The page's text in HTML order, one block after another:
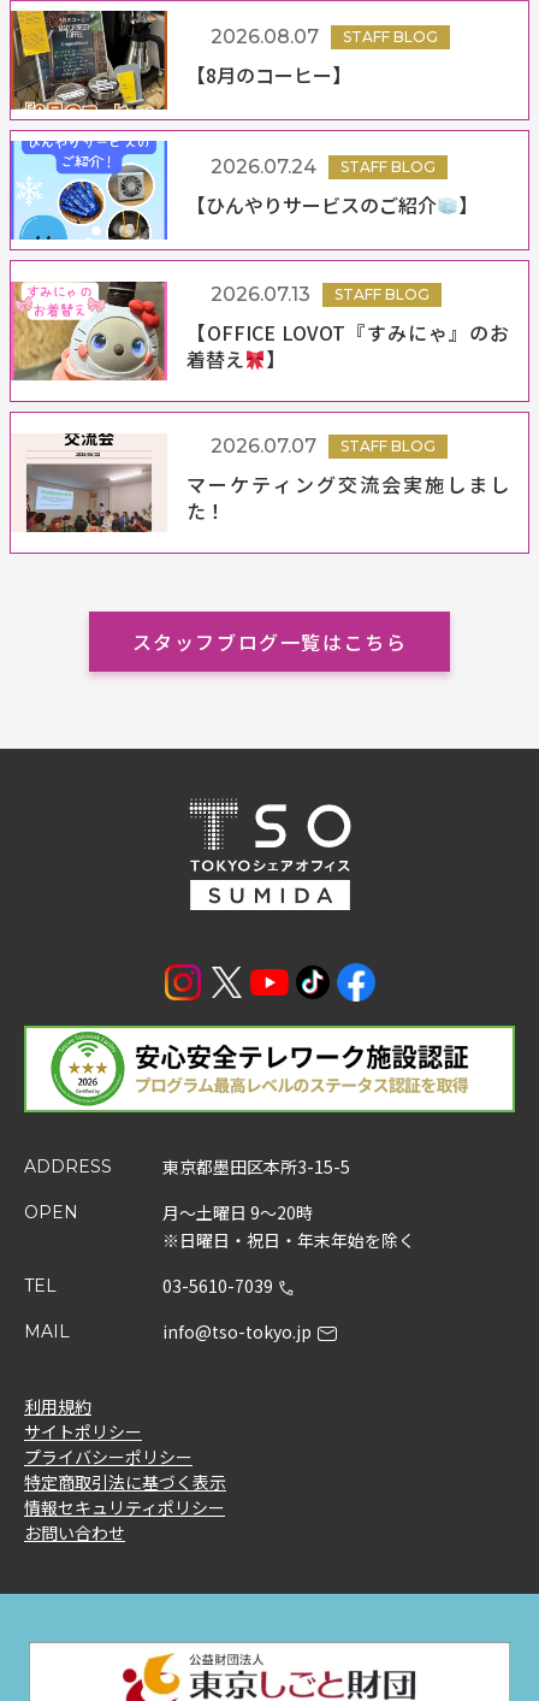
【8月のコーヒー】
2026.08.07 STAFF BLOG
【ひんやりサービスのご紹介 】
2026.07.24 STAFF BLOG
【OFFICE LOVOT『すみにゃ』のお
着替え
】
2026.07.13 STAFF BLOG
マーケティング交流会実施しまし
た！
2026.07.07 STAFF BLOG
スタッフブログ一覧はこちら
ADDRESS 東京都墨田区本所3-15-5
OPEN
月～土曜日 9～20時
※日曜日・祝日・年末年始を除く
TEL 03-5610-7039
MAIL info@tso-tokyo.jp
利用規約
サイトポリシー
プライバシーポリシー
特定商取引法に基づく表示
情報セキュリティポリシー
お問い合わせ